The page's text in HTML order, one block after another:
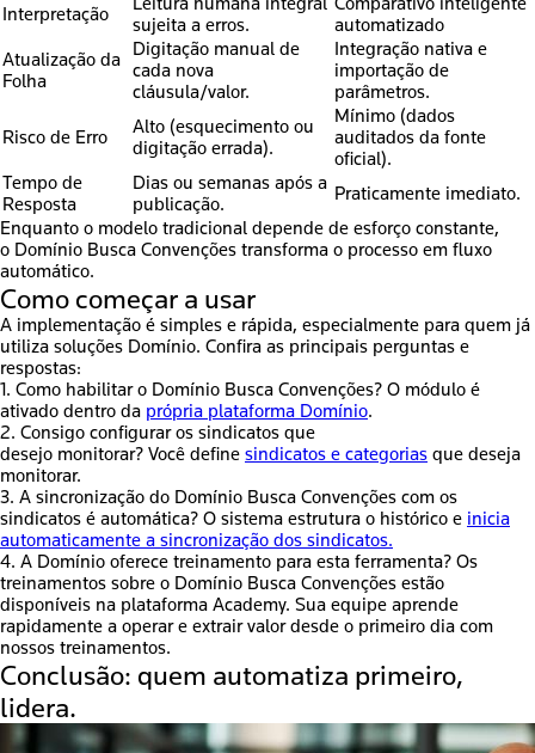
Interpretação
sujeita a erros.
automatizado
Atualização da
Folha
Digitação manual de
cada nova
cláusula/valor.
Integração nativa e
importação de
parâmetros.
Risco de Erro
Alto (esquecimento ou
digitação errada).
Mínimo (dados
auditados da fonte
oficial).
Tempo de
Resposta
Dias ou semanas após a
publicação.
Praticamente imediato.
Enquanto o modelo tradicional depende de esforço constante,
o Domínio Busca Convenções transforma o processo em fluxo
automático.
Como começar a usar
A implementação é simples e rápida, especialmente para quem já
utiliza soluções Domínio. Confira as principais perguntas e
respostas:
1. Como habilitar o Domínio Busca Convenções? O módulo é
ativado dentro da própria plataforma Domínio.
2. Consigo configurar os sindicatos que
desejo monitorar? Você define sindicatos e categorias que deseja
monitorar.
3. A sincronização do Domínio Busca Convenções com os
sindicatos é automática? O sistema estrutura o histórico e inicia
automaticamente a sincronização dos sindicatos.
4. A Domínio oferece treinamento para esta ferramenta? Os
treinamentos sobre o Domínio Busca Convenções estão
disponíveis na plataforma Academy. Sua equipe aprende
rapidamente a operar e extrair valor desde o primeiro dia com
nossos treinamentos.
Conclusão: quem automatiza primeiro,
lidera.